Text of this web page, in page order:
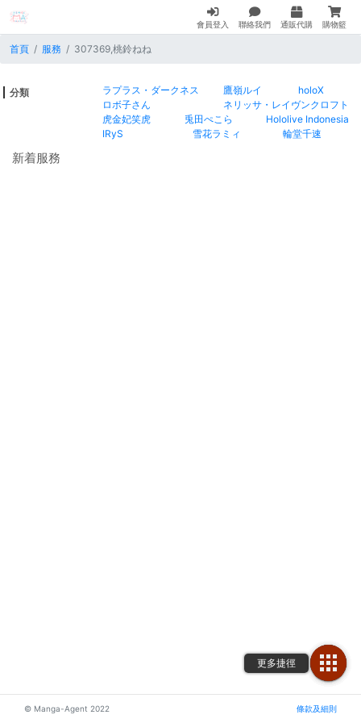
會員登入 聯絡我們 通販代購 購物籃
首頁 服務 307369,桃鈴ねね
分類 ラプラス・ダークネス 鷹嶺ルイ
holoX
ロボ子さん
ネリッサ・レイヴンクロフト
虎金妃笑虎
兎田ぺこら
Hololive Indonesia
IRyS
雪花ラミィ 輪堂千速
新着服務
條款及細則
© Manga-Agent 2022